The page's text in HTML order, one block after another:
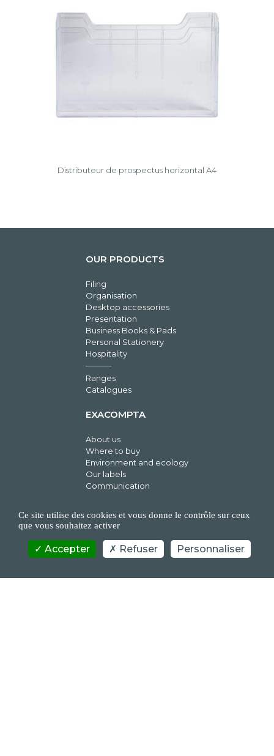
Distributeur de prospectus horizontal A4
OUR PRODUCTS
Filing
Organisation
Desktop accessories
Presentation
Business Books & Pads
Personal Stationery
Hospitality
Ranges
Catalogues
EXACOMPTA
About us
Where to buy
Environment and ecology
Our labels
Communication
Contact us
Ce site utilise des cookies et vous donne le contrôle sur ceux
que vous souhaitez activer
Accepter Refuser Personnaliser